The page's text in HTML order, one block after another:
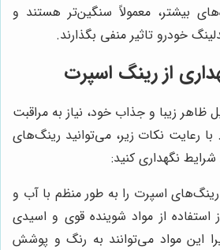
بیشتر، معمولاً سنگین‌تر هستند و
خودرو تاثیر منفی بگذارند.
از رینگ اسپرت
ظاهر زیبا و جذاب خود، نیاز به مراقبت
با رعایت نکات زیر، می‌توانید رینگ‌های
نگهداری کنید:
رینگ‌های اسپرت را به طور منظم با آب و
استفاده از مواد شوینده قوی و اسیدی
این مواد می‌توانند به رنگ و پوشش